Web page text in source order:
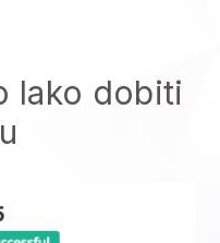
lako dobiti